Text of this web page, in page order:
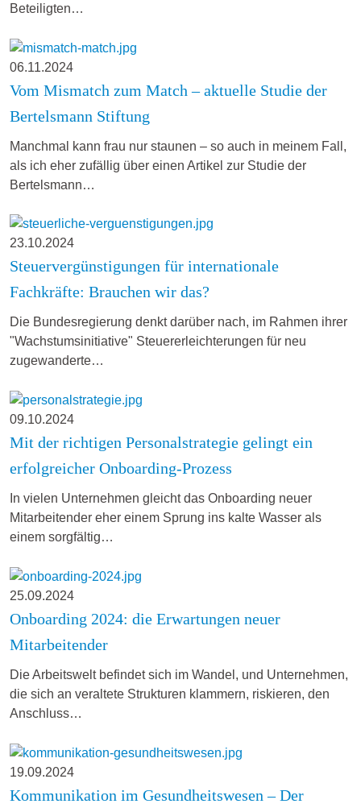
Beteiligten…
06.11.2024
Vom Mismatch zum Match – aktuelle Studie der
Bertelsmann Stiftung
Manchmal kann frau nur staunen – so auch in meinem Fall,
als ich eher zufällig über einen Artikel zur Studie der
Bertelsmann…
23.10.2024
Steuervergünstigungen für internationale
Fachkräfte: Brauchen wir das?
Die Bundesregierung denkt darüber nach, im Rahmen ihrer
"Wachstumsinitiative" Steuererleichterungen für neu
zugewanderte…
09.10.2024
Mit der richtigen Personalstrategie gelingt ein
erfolgreicher Onboarding-Prozess
In vielen Unternehmen gleicht das Onboarding neuer
Mitarbeitender eher einem Sprung ins kalte Wasser als
einem sorgfältig…
25.09.2024
Onboarding 2024: die Erwartungen neuer
Mitarbeitender
Die Arbeitswelt befindet sich im Wandel, und Unternehmen,
die sich an veraltete Strukturen klammern, riskieren, den
Anschluss…
19.09.2024
Kommunikation im Gesundheitswesen – Der